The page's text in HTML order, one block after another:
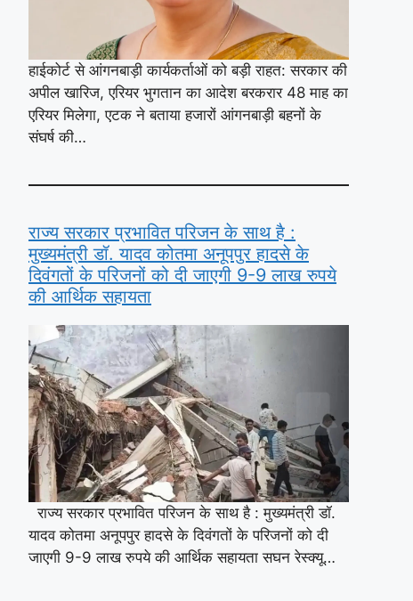
हाईकोर्ट से आंगनबाड़ी कार्यकर्ताओं को बड़ी राहत: सरकार की
अपील खारिज, एरियर भुगतान का आदेश बरकरार 48 माह का
एरियर मिलेगा, एटक ने बताया हजारों आंगनबाड़ी बहनों के
संघर्ष की…
राज्य सरकार प्रभावित परिजन के साथ है :
मुख्यमंत्री डॉ. यादव कोतमा अनूपपुर हादसे के
दिवंगतों के परिजनों को दी जाएगी 9-9 लाख रुपये
की आर्थिक सहायता
राज्य सरकार प्रभावित परिजन के साथ है : मुख्यमंत्री डॉ.
यादव कोतमा अनूपपुर हादसे के दिवंगतों के परिजनों को दी
जाएगी 9-9 लाख रुपये की आर्थिक सहायता सघन रेस्क्यू…